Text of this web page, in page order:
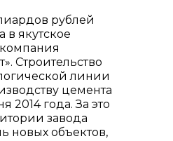
рублей
в якутское
Строительство
линии
цемента
2014 года. За это
завода
новых объектов,